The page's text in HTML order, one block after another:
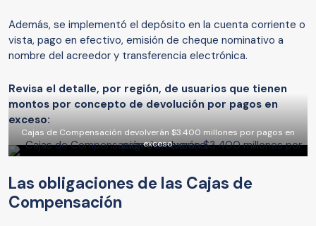
Además, se implementó el depósito en la cuenta corriente o
vista, pago en efectivo, emisión de cheque nominativo a
nombre del acreedor y transferencia electrónica.
Revisa el detalle, por región, de usuarios que tienen
montos por concepto de devolución por pagos en
exceso:
Cajas de Compensación devolverán $3.400 millones por pagos en
exceso
Las obligaciones de las Cajas de
Compensación